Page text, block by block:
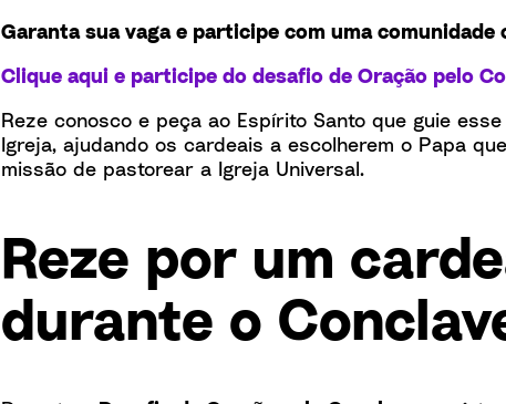
Garanta sua vaga e participe com uma
Clique aqui e participe do desafio de Oração pelo
Reze conosco e peça ao Espírito Santo que guie
Igreja, ajudando os cardeais a escolherem o Papa
missão de pastorear a Igreja Universal.
Reze por um
durante o